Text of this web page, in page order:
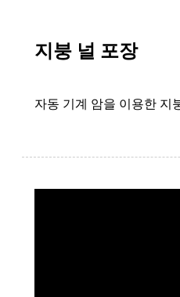
지붕 널 포장
자동 기계 암을 이용한 지